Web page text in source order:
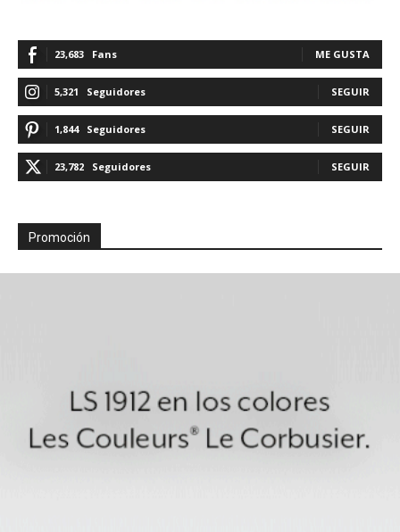
23,683 Fans ME GUSTA
5,321 Seguidores SEGUIR
1,844 Seguidores SEGUIR
23,782 Seguidores SEGUIR
Promoción